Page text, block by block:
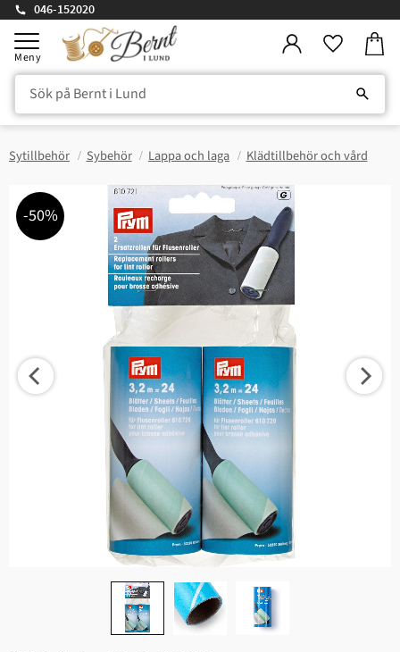
Meny
046-152020
Sytillbehör Sybehör Lappa och laga Klädtillbehör och vård
50%